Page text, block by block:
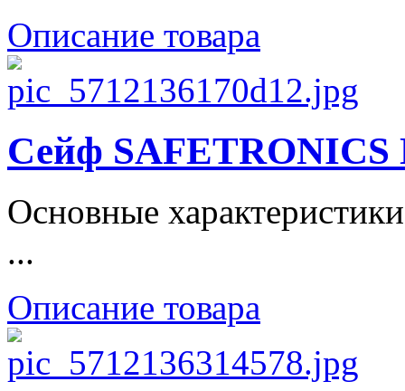
Описание товара
Сейф SAFETRONICS
Основные
...
Описание товара